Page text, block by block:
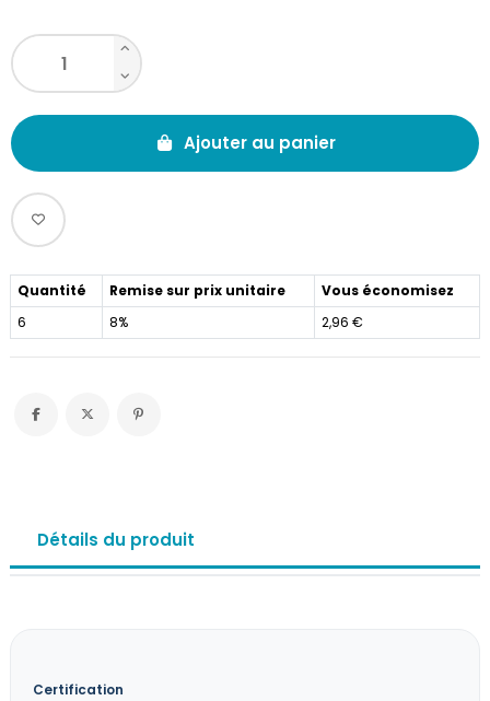
Ajouter au panier
Quantité Remise sur prix unitaire
Vous économisez
6
8% 2,96 €
Détails du produit
Certification